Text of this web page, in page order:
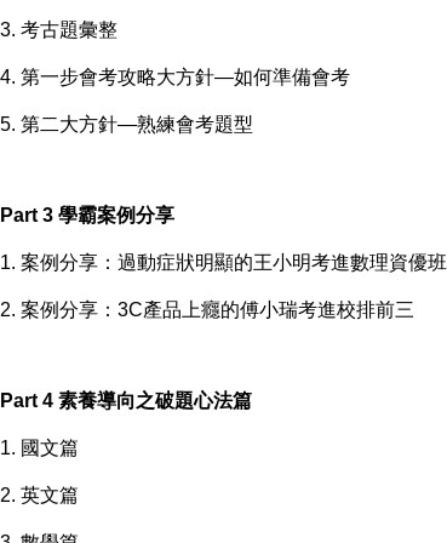
3. 考古題彙整
4. 第一步會考攻略大方針—如何準備會考
5. 第二大方針—熟練會考題型
Part 3 學霸案例分享
1. 案例分享：過動症狀明顯的王小明考進數理資優班
2. 案例分享：3C產品上癮的傅小瑞考進校排前三
Part 4 素養導向之破題心法篇
1. 國文篇
2. 英文篇